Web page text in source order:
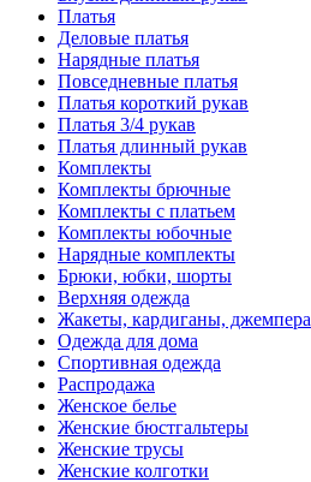
Платья
Деловые платья
Нарядные платья
Повседневные платья
Платья короткий рукав
Платья 3/4 рукав
Платья длинный рукав
Комплекты
Комплекты брючные
Комплекты с платьем
Комплекты юбочные
Нарядные комплекты
Брюки, юбки, шорты
Верхняя одежда
Жакеты, кардиганы, джемпера
Одежда для дома
Спортивная одежда
Распродажа
Женское белье
Женские бюстгальтеры
Женские трусы
Женские колготки